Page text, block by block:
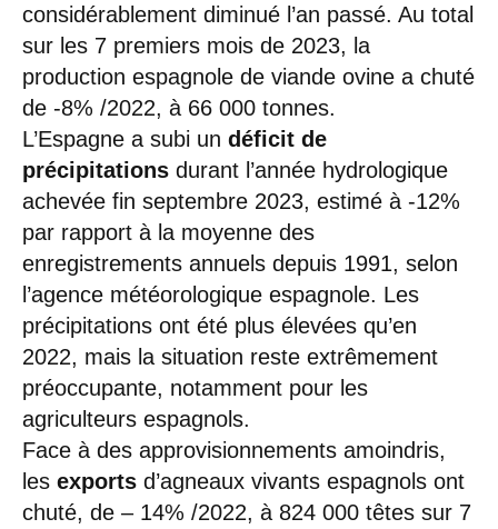
considérablement diminué l’an passé. Au total
sur les 7 premiers mois de 2023, la
production espagnole de viande ovine a chuté
de -8% /2022, à 66 000 tonnes.
L’Espagne a subi un déficit de
précipitations durant l’année hydrologique
achevée fin septembre 2023, estimé à -12%
par rapport à la moyenne des
enregistrements annuels depuis 1991, selon
l’agence météorologique espagnole. Les
précipitations ont été plus élevées qu’en
2022, mais la situation reste extrêmement
préoccupante, notamment pour les
agriculteurs espagnols.
Face à des approvisionnements amoindris,
les exports d’agneaux vivants espagnols ont
chuté, de – 14% /2022, à 824 000 têtes sur 7